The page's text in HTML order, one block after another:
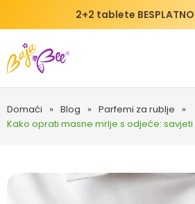
2+2 tablete BESPLATNO
Domaći » Blog » Parfemi za rublje
»
Kako oprati masne mrlje s odjeće: savjeti